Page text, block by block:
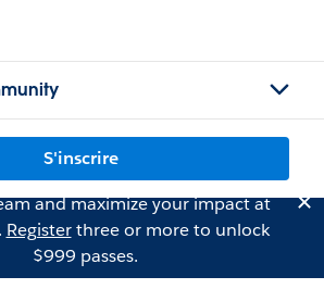
S'inscrire
and maximize your impact at
Registerthree or more to unlock
$999 passes.